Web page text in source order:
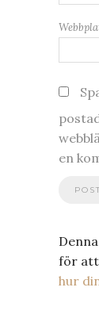
en
för att
hur